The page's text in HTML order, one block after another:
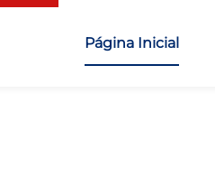
Página Inicial